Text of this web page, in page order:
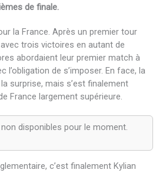
de finale.
la France. Après un premier tour
trois victoires en autant de
abordaient leur premier match à
l’obligation de s’imposer. En face, la
surprise, mais s’est finalement
France largement supérieure.
disponibles pour le moment.
c’est finalement Kylian